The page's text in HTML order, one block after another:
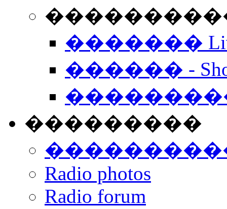
����������
�������
������ -
���������
Radio photos
Radio forum